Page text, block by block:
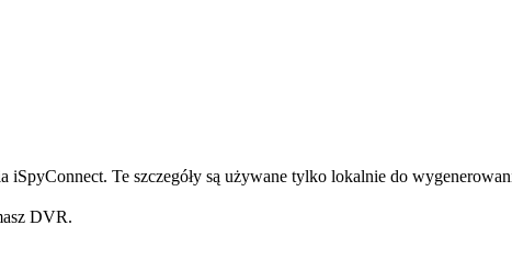
Te szczegóły są używane tylko lokalnie do
DVR.